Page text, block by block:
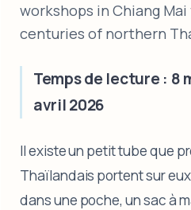
workshops in Chiang
centuries of northern
Temps de lecture : 8
avril 2026
Il existe un petit tube que
Thaïlandais portent sur
dans une poche, un sac à